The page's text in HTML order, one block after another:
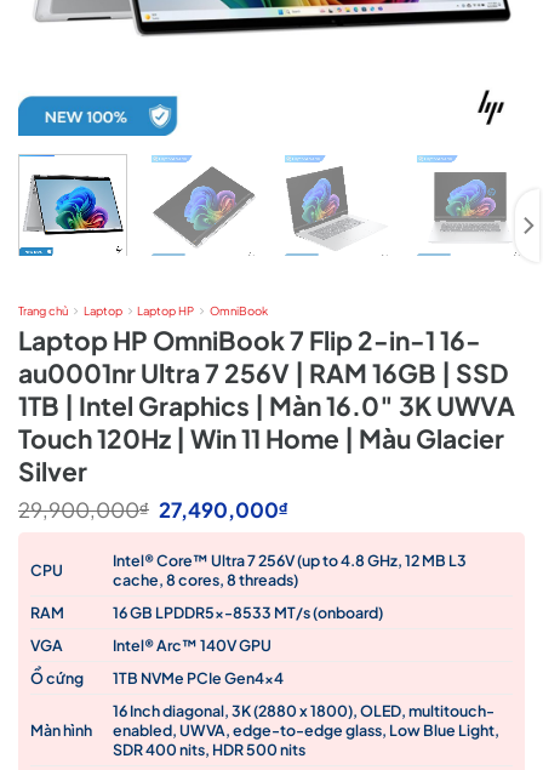
Trang chủ Laptop Laptop HP OmniBook
Laptop HP OmniBook 7 Flip 2-in-1 16-
au0001nr Ultra 7 256V | RAM 16GB | SSD
1TB | Intel Graphics | Màn 16.0″ 3K UWVA
Touch 120Hz | Win 11 Home | Màu Glacier
Silver
29,900,000₫ Giá
gốc
29,900,000₫.
27,490,000₫Giá
là:
27,490,000₫.
CPU
Intel® Core™ Ultra 7 256V (up to 4.8 GHz, 12 MB L3
cache, 8 cores, 8 threads)
RAM
16 GB LPDDR5x-8533 MT/s (onboard)
VGA
Intel® Arc™ 140V GPU
Ổ cứng
1TB NVMe PCIe Gen4x4
Màn hình
16 Inch diagonal, 3K (2880 x 1800), OLED, multitouch-
enabled, UWVA, edge-to-edge glass, Low Blue Light,
SDR 400 nits, HDR 500 nits